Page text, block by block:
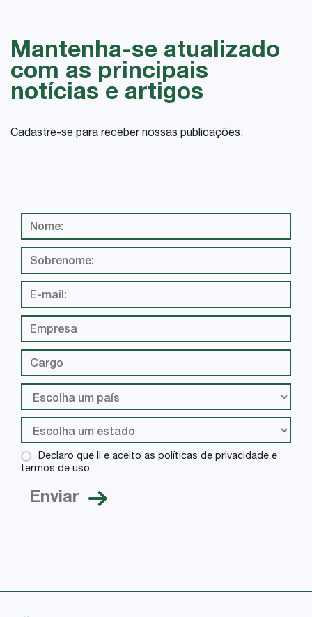
Mantenha-se atualizado
com as principais
notícias e artigos
Cadastre-se para receber nossas publicações:
Declaro que li e aceito as políticas de privacidade e
termos de uso.